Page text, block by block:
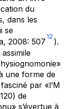
du
dans les
se
2008: 507
12
).
une forme de
par «l’M
de
s’évertue à